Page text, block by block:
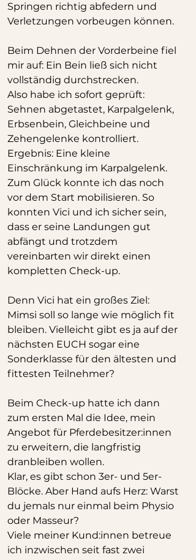
Springen richtig abfedern und
Verletzungen vorbeugen können.
Beim Dehnen der Vorderbeine fiel
mir auf: Ein Bein ließ sich nicht
vollständig durchstrecken.
Also habe ich sofort geprüft:
Sehnen abgetastet, Karpalgelenk,
Erbsenbein, Gleichbeine und
Zehengelenke kontrolliert.
Ergebnis: Eine kleine
Einschränkung im Karpalgelenk.
Zum Glück konnte ich das noch
vor dem Start mobilisieren. So
konnten Vici und ich sicher sein,
dass er seine Landungen gut
abfängt und trotzdem
vereinbarten wir direkt einen
kompletten Check-up.
Denn Vici hat ein großes Ziel:
Mimsi soll so lange wie möglich fit
bleiben. Vielleicht gibt es ja auf der
nächsten EUCH sogar eine
Sonderklasse für den ältesten und
fittesten Teilnehmer?
Beim Check-up hatte ich dann
zum ersten Mal die Idee, mein
Angebot für Pferdebesitzer:innen
zu erweitern, die langfristig
dranbleiben wollen.
Klar, es gibt schon 3er- und 5er-
Blöcke. Aber Hand aufs Herz: Warst
du jemals nur einmal beim Physio
oder Masseur?
Viele meiner Kund:innen betreue
ich inzwischen seit fast zwei